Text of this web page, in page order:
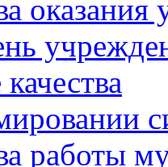
оказания
работы